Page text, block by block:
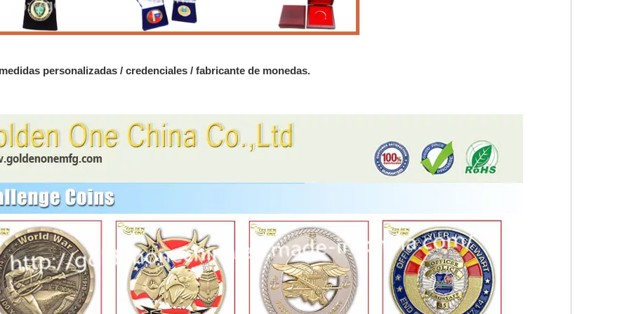
personalizadas / credenciales / fabricante de monedas.